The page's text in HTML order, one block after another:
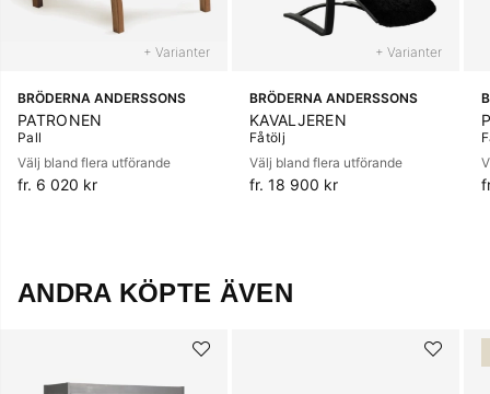
+ Varianter
BRÖDERNA ANDERSSONS
PATRONEN
Pall
Välj bland flera utförande
fr. 6 020 kr
+ Varianter
BRÖDERNA ANDERSSONS
KAVALJEREN
Fåtölj
Välj bland flera utförande
fr. 18 900 kr
ANDRA KÖPTE ÄVEN